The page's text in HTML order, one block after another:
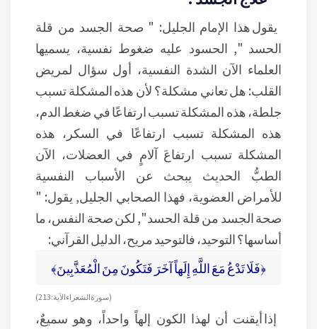
يقول هذا الإمام الجليل: " صحة الجسد من قلة
الحسد ", الحسود عليه ضغوط نفسية، يسميها
العلماء الآن الشدة النفسية، أول سؤال لمريض
القلب: هل تعاني مشكلة؟ لأن هذه المشكلة تسبب
جلطة، هذه المشكلة تسبب ارتفاعًا في ضغط الدم،
هذه المشكلة تسبب ارتفاعًا في السكر، هذه
المشكلة تسبب ارتفاعَ آلامٍ في العضلات، الآن
الطبُّ الحديث يبحث عن الأسباب النفسية
للأمراض العضوية، فهذا الصحابي الجليل, يقول: "
صحة الجسد من قلة الحسد ", لكن صحة النفس، ما
أساسها؟ التوحيد، فالتوحيد مريح، الدليل القرآني:
﴿فَلَا تَدْعُ مَعَ اللَّهِ إِلَهاً آخَرَ فَتَكُونَ مِنَ الْمُعَذَّبِينَ﴾
( سورة الشعراء الآية : 213)
إذا أيقنت أن لهذا الكون إلهاً واحداً، وهو سميعٌ،